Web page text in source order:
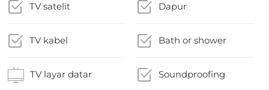
TV satelit Dapur
TV kabel Bath or shower
TV layar datar Soundproofing